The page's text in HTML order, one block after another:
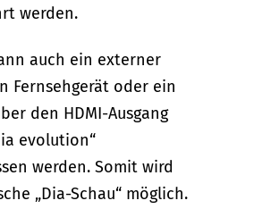
werden.
auch ein externer
Fernsehgerät oder ein
den HDMI-Ausgang
evolution“
werden. Somit wird
„Dia-Schau“ möglich.